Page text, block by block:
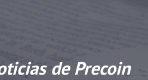
de Precoin